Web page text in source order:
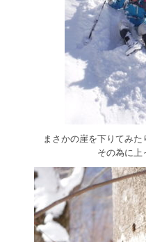
まさかの崖を下りてみた
その為に上